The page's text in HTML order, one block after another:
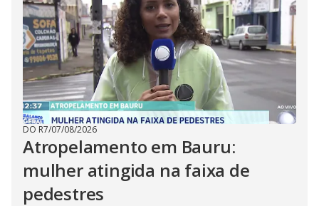
DO R7/07/08/2026
Atropelamento em Bauru:
mulher atingida na faixa de
pedestres